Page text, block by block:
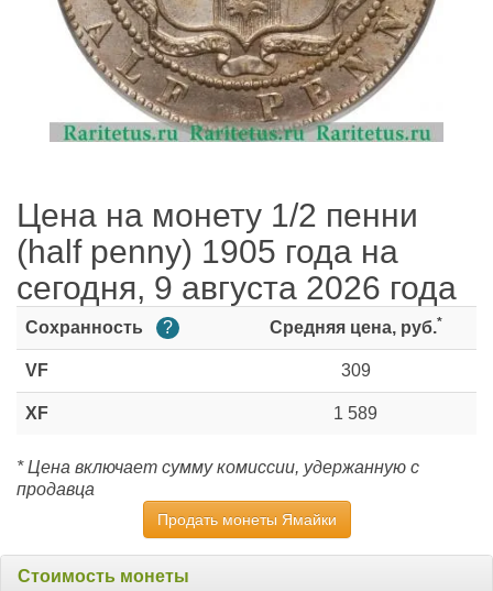
Цена на монету 1/2 пенни
(half penny) 1905 года на
сегодня, 9 августа 2026 года
Сохранность ? Средняя цена, руб.*
VF 309
XF 1 589
* Цена включает сумму комиссии, удержанную с
продавца
Продать монеты Ямайки
Стоимость монеты